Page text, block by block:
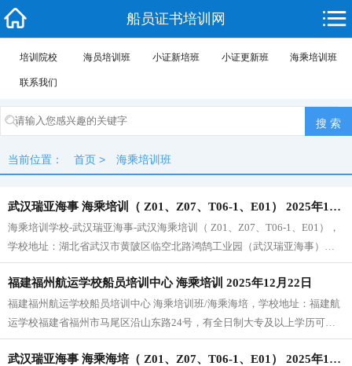
船员证书培训网
培训院校 海员培训班 小证新培班 小证更新班 海乘培训班
联系我们
当前位置： 首页 > 海乘培训班
武汉瑞亚海事 海乘培训（ Z01、Z07、T06-1、E01） 2025年12月31日 开班
海乘培训学校-武汉瑞亚海事-武汉海乘培训（ Z01、Z07、T06-1、E01），
学校地址：湖北省武汉市黄陂区临空北路鸿鹄工业园（武汉瑞亚海事），
学校报名电话：185 7175 7171
福建福州航运学校船员培训中心 海乘培训 2025年12月22日
福建福州航运学校船员培训中心 海乘培训班/海乘海培，学校地址：福建航
运学校福建省福州市马尾区沿山东路24号，有全日制大专及以上学历可以
免考国际航行英语E01，报名电话：18571757171
武汉瑞亚海事 海乘海培（ Z01、Z07、T06-1、E01） 2025年12月18日 开班